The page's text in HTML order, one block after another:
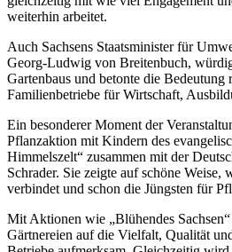
weiterhin arbeitet.
Auch Sachsens Staatsminister für
Georg-Ludwig von Breitenbuch,
Gartenbaus und betonte die Bedeutung
Familienbetriebe für Wirtschaft,
Ein besonderer Moment der
Pflanzaktion mit Kindern des
Himmelszelt“ zusammen mit der
Schrader. Sie zeigte auf schöne Weise,
verbindet und schon die Jüngsten für
Mit Aktionen wie „Blühendes
Gärtnereien auf die Vielfalt, Qualität